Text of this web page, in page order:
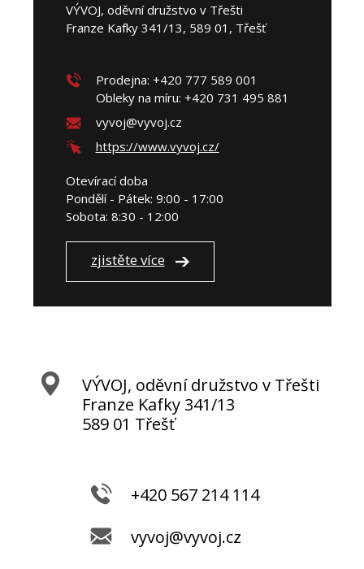
VÝVOJ, oděvní družstvo v Třešti
Franze Kafky 341/13, 589 01, Třešť
Prodejna: +420 777 589 001
Obleky na míru: +420 731 495 881
vyvoj@vyvoj.cz
https://www.vyvoj.cz/
Otevírací doba
Pondělí - Pátek: 9:00 - 17:00
Sobota: 8:30 - 12:00
zjistěte více
VÝVOJ, oděvní družstvo v Třešti
Franze Kafky 341/13
589 01 Třešť
+420 567 214 114
vyvoj@vyvoj.cz